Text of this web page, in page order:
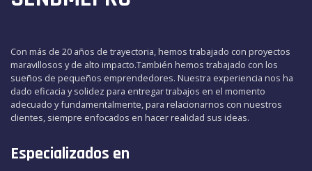
Con más de 20 años de trayectoria, hemos trabajado con proyectos
maravillosos y de alto impacto.También hemos trabajado con los
sueños de pequeños emprendedores. Nuestra experiencia nos ha
dado eficacia y solidez para entregar trabajos en el momento
adecuado y fundamentalmente, para relacionarnos con nuestros
clientes, siempre enfocados en hacer realidad sus ideas.
Especializados en